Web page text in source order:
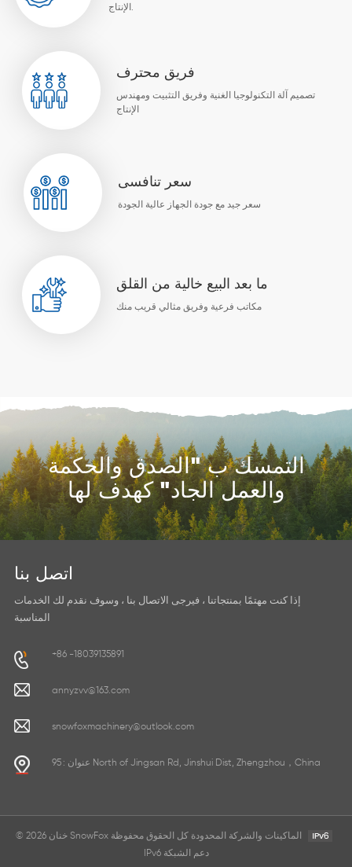
الإنتاج.
فريق محترف
تصميم آلة التكنولوجيا الغنية وفريق التثبيت ومهندس
الإنتاج
سعر تنافسى
سعر جيد مع جودة الجهاز عالية الجودة
ما بعد البيع خالية من القلق
مكاتب فرعية وفريق مثالي قريب منك
التمسك ب "الصدق والحكمة
والعمل الجاد" كهدف لها
اتصل بنا
إذا كنت مهتمًا بمنتجاتنا ، فيرجى الاتصال بنا ، وسوف نقدم لك الخدمات
المناسبة
+86 -18039135891
annyzvv@163.com
snowfoxmachinery@outlook.com
عنوان : 95 North of Jingsan Rd, Jinshui Dist, Zhengzhou，China
IPv6 دعم الشبكة